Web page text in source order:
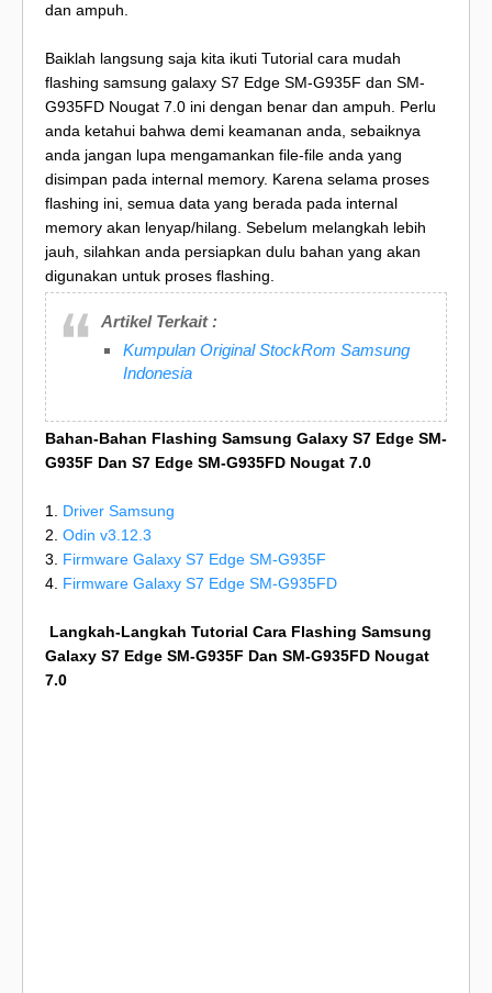
dan ampuh.
Baiklah langsung saja kita ikuti Tutorial cara mudah
flashing samsung galaxy S7 Edge SM-G935F dan SM-
G935FD Nougat 7.0 ini dengan benar dan ampuh. Perlu
anda ketahui bahwa demi keamanan anda, sebaiknya
anda jangan lupa mengamankan file-file anda yang
disimpan pada internal memory. Karena selama proses
flashing ini, semua data yang berada pada internal
memory akan lenyap/hilang. Sebelum melangkah lebih
jauh, silahkan anda persiapkan dulu bahan yang akan
digunakan untuk proses flashing.
Artikel Terkait :
Kumpulan Original StockRom Samsung
Indonesia
Bahan-Bahan Flashing Samsung Galaxy S7 Edge SM-
G935F Dan S7 Edge SM-G935FD Nougat 7.0
1. Driver Samsung
2. Odin v3.12.3
3.
Firmware Galaxy S7 Edge SM-G935F
4. Firmware Galaxy S7 Edge SM-G935FD
Langkah-Langkah Tutorial Cara Flashing Samsung
Galaxy S7 Edge SM-G935F Dan SM-G935FD Nougat
7.0